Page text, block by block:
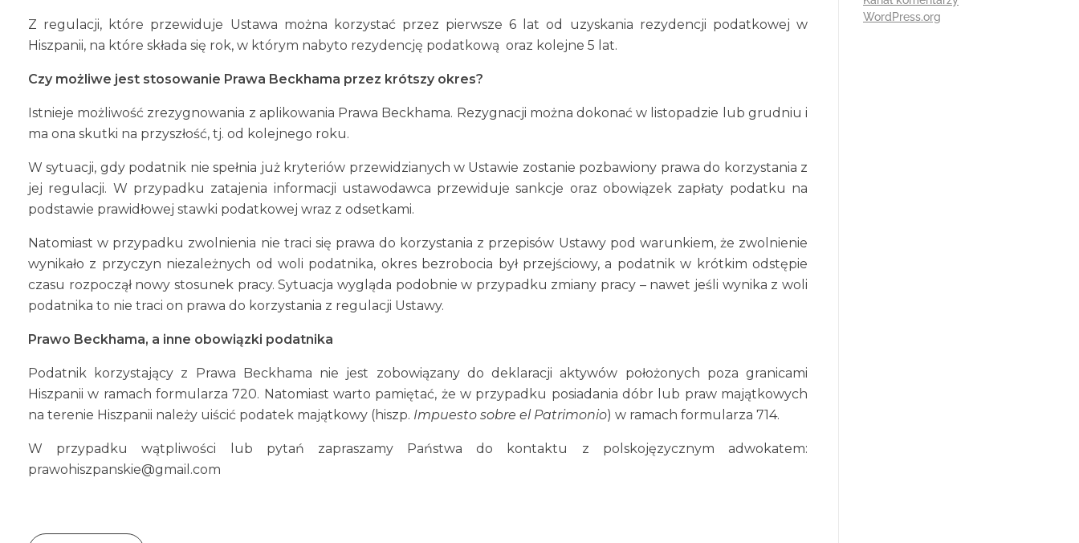
Z regulacji, które przewiduje Ustawa można korzystać przez pierwsze 6 lat od uzyskania rezydencji podatkowej w
Hiszpanii, na które składa się rok, w którym nabyto rezydencję podatkową oraz kolejne 5 lat.
Czy możliwe jest stosowanie Prawa Beckhama przez krótszy okres?
Istnieje możliwość zrezygnowania z aplikowania Prawa Beckhama. Rezygnacji można dokonać w listopadzie lub grudniu i
ma ona skutki na przyszłość, tj. od kolejnego roku.
W sytuacji, gdy podatnik nie spełnia już kryteriów przewidzianych w Ustawie zostanie pozbawiony prawa do korzystania z
jej regulacji. W przypadku zatajenia informacji ustawodawca przewiduje sankcje oraz obowiązek zapłaty podatku na
podstawie prawidłowej stawki podatkowej wraz z odsetkami.
Natomiast w przypadku zwolnienia nie traci się prawa do korzystania z przepisów Ustawy pod warunkiem, że zwolnienie
wynikało z przyczyn niezależnych od woli podatnika, okres bezrobocia był przejściowy, a podatnik w krótkim odstępie
czasu rozpoczął nowy stosunek pracy. Sytuacja wygląda podobnie w przypadku zmiany pracy – nawet jeśli wynika z woli
podatnika to nie traci on prawa do korzystania z regulacji Ustawy.
Prawo Beckhama, a inne obowiązki podatnika
Podatnik korzystający z Prawa Beckhama nie jest zobowiązany do deklaracji aktywów położonych poza granicami
Hiszpanii w ramach formularza 720. Natomiast warto pamiętać, że w przypadku posiadania dóbr lub praw majątkowych
na terenie Hiszpanii należy uiścić podatek majątkowy (hiszp. Impuesto sobre el Patrimonio) w ramach formularza 714.
W przypadku wątpliwości lub pytań zapraszamy Państwa do kontaktu z polskojęzycznym adwokatem:
prawohiszpanskie@gmail.com
WordPress.org